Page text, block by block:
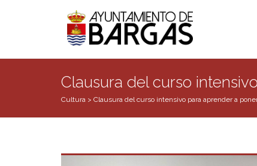
Clausura del curso
Cultura > Clausura del curso intensivo para aprender a